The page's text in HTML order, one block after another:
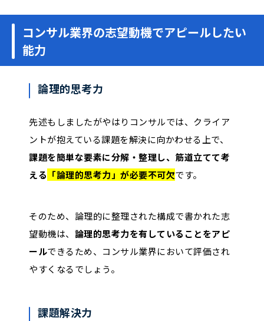
コンサル業界の志望動機でアピールしたい
能力
論理的思考力
先述もしましたがやはりコンサルでは、クライア
ントが抱えている課題を解決に向かわせる上で、
課題を簡単な要素に分解・整理し、筋道立てて考
える 「論理的思考力」が必要不可欠です。
そのため、論理的に整理された構成で書かれた志
望動機は、 論理的思考力を有していることをアピ
ールできるため、コンサル業界において評価され
やすくなるでしょう。
課題解決力